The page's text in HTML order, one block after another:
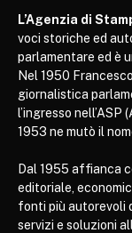
L’Agenzia di
voci storiche ed
parlamentare ed è
Nel 1950
giornalistica
l’ingresso
1953 ne mutò il
Dal 1955 affianca
editoriale,
fonti più autorevoli
servizi e soluzioni